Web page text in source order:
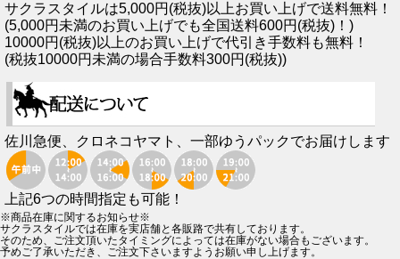
サクラスタイルは5,000円(税抜)以上お買い上げで送料無料！
(5,000円未満のお買い上げでも全国送料600円(税抜)！)
10000円(税抜)以上のお買い上げで代引き手数料も無料！
(税抜10000円未満の場合手数料300円(税抜))
佐川急便、クロネコヤマト、一部ゆうパックでお届けします
上記6つの時間指定も可能！
※商品在庫に関するお知らせ※
サクラスタイルでは在庫を実店舗と各販路で共有しております。
そのため、ご注文頂いたタイミングによっては在庫がない場合もございます。
予めご了承いただき、ご注文下さいますようお願い申し上げます。